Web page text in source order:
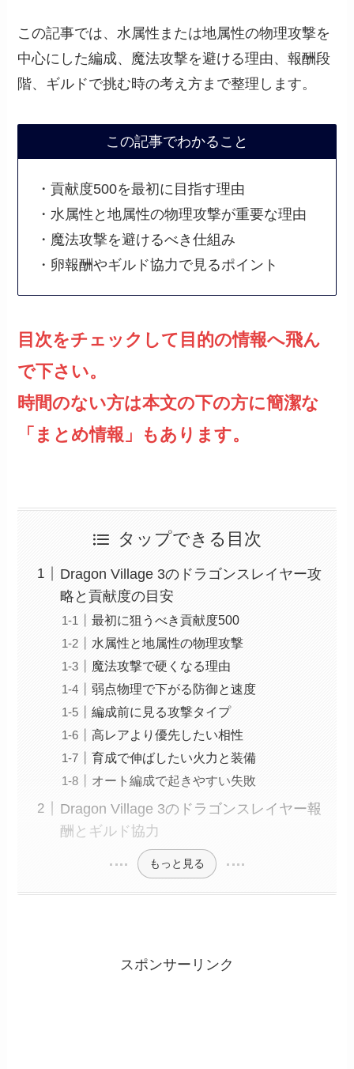
この記事では、水属性または地属性の物理攻撃を
中心にした編成、魔法攻撃を避ける理由、報酬段
階、ギルドで挑む時の考え方まで整理します。
この記事でわかること
・貢献度500を最初に目指す理由
・水属性と地属性の物理攻撃が重要な理由
・魔法攻撃を避けるべき仕組み
・卵報酬やギルド協力で見るポイント
目次をチェックして目的の情報へ飛ん
で下さい。
時間のない方は本文の下の方に簡潔な
「まとめ情報」もあります。
タップできる目次
Dragon Village 3のドラゴンスレイヤー攻
略と貢献度の目安
最初に狙うべき貢献度500
水属性と地属性の物理攻撃
魔法攻撃で硬くなる理由
弱点物理で下がる防御と速度
編成前に見る攻撃タイプ
高レアより優先したい相性
育成で伸ばしたい火力と装備
オート編成で起きやすい失敗
Dragon Village 3のドラゴンスレイヤー報
酬とギルド協力
もっと見る
スポンサーリンク